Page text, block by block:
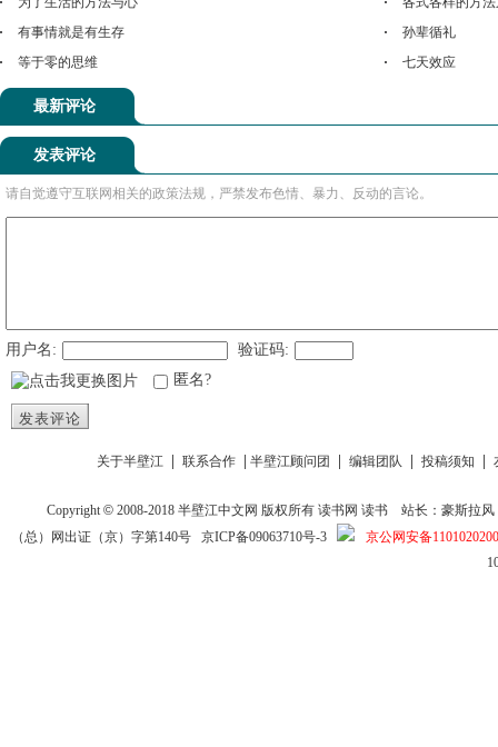
有事情就是有生存
孙辈循礼
等于零的思维
七天效应
最新评论
发表评论
请自觉遵守互联网相关的政策法规，严禁发布色情、暴力、反动的言论。
用户名:
验证码:
匿名?
发表评论
关于半壁江 联系合作 半壁江顾问团 编辑团队 投稿须知
Copyright © 2008-2018半壁江中文网 版权所有读书网 读书
站长：豪斯拉风
（总）网出证（京）字第140号 京ICP备09063710号-3
京公网安备